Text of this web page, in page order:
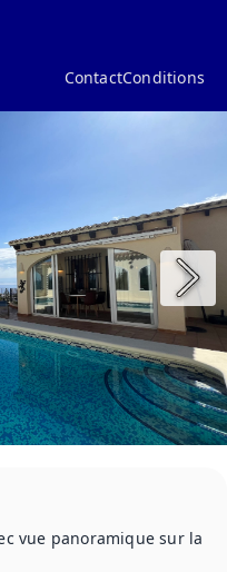
ContactConditions
vue panoramique sur la